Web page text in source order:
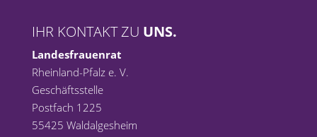
IHR KONTAKT ZU UNS.
Landesfrauenrat
Rheinland-Pfalz e. V.
Geschäftsstelle
Postfach 1225
55425 Waldalgesheim